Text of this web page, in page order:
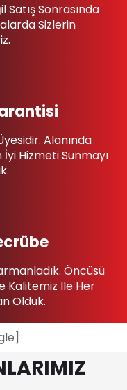
Öncüsü
Kalitemiz Ile Her
Olduk.
Alanında
Hizmeti Sunmayı
Satış Sonrasında
Sizlerin